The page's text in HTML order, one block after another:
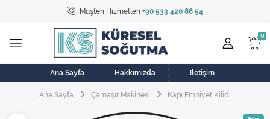
Müşteri Hizmetleri +90 533 420 86 54
Tüm Kategoriler
Bulaşık Makinesi
Buzdolabı
Çamaşır Kurutma Makinesi
Ana Sayfa Hakkımızda İletişim
Ana Sayfa Çamaşır Makinesi Kapı Emniyet Kilidi